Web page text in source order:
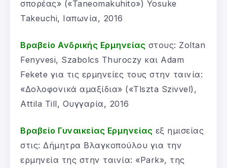
σπορέας» («Taneomakuhito») Yosuke
Takeuchi, Ιαπωνία, 2016
Βραβείο Ανδρικής Ερμηνείας στους: Zoltan
Fenyvesi, Szabolcs Thuroczy και Adam
Fekete για τις ερμηνείες τους στην ταινία:
«Δολοφονικά αμαξίδια» («Tlszta Szivvel),
Attila Till, Ουγγαρία, 2016
Βραβείο Γυναικείας Ερμηνείας εξ ημισείας
στις: Δήμητρα Βλαγκοπούλου για την
ερμηνεία της στην ταινία: «Park», της